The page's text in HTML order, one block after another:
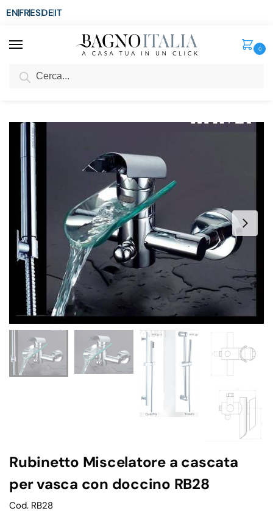
ENFRESDEIT
0
SCONTO del 3%
Rubinetto Miscelatore a cascata
per vasca con doccino RB28
Cod. RB28